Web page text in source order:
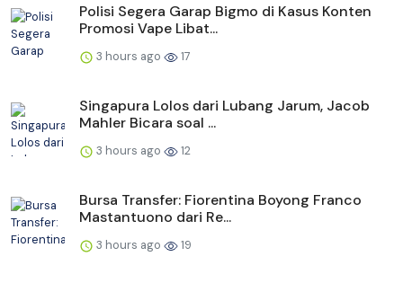
Polisi Segera Garap Bigmo di Kasus Konten
Promosi Vape Libat...
3 hours ago 17
Singapura Lolos dari Lubang Jarum, Jacob
Mahler Bicara soal ...
3 hours ago 12
Bursa Transfer: Fiorentina Boyong Franco
Mastantuono dari Re...
3 hours ago 19